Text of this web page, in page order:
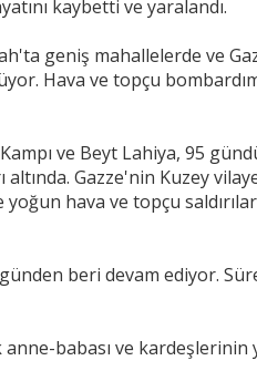
kaybetti ve yaralandı.
geniş mahallelerde ve
Hava ve topçu
ve Beyt Lahiya, 95
altında. Gazze'nin Kuzey
hava ve topçu
beri devam ediyor.
babası ve kardeşlerinin